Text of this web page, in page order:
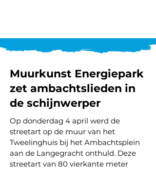
Muurkunst Energiepark
zet ambachtslieden in
de schijnwerper
Op donderdag 4 april werd de
streetart op de muur van het
Tweelinghuis bij het Ambachtsplein
aan de Langegracht onthuld. Deze
streetart van 80 vierkante meter